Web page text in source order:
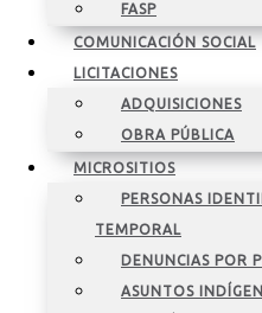
FASP
COMUNICACIÓN SOCIAL
LICITACIONES
ADQUISICIONES
OBRA PÚBLICA
MICROSITIOS
PERSONAS
TEMPORAL
DENUNCIAS POR
ASUNTOS